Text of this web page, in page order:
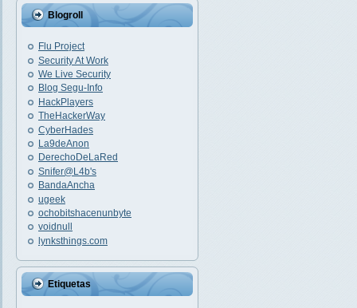
Blogroll
Flu Project
Security At Work
We Live Security
Blog Segu-Info
HackPlayers
TheHackerWay
CyberHades
La9deAnon
DerechoDeLaRed
Snifer@L4b's
BandaAncha
ugeek
ochobitshacenunbyte
voidnull
lynksthings.com
Etiquetas